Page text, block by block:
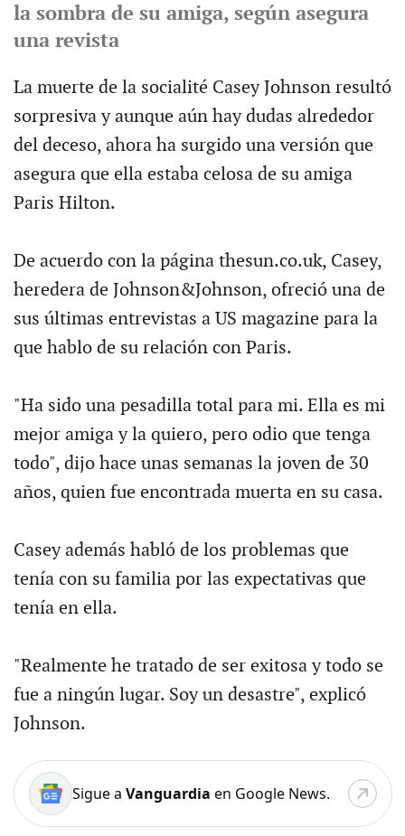
la sombra de su amiga, según asegura
una revista
La muerte de la socialité Casey Johnson resultó
sorpresiva y aunque aún hay dudas alrededor
del deceso, ahora ha surgido una versión que
asegura que ella estaba celosa de su amiga
Paris Hilton.
De acuerdo con la página thesun.co.uk, Casey,
heredera de Johnson&Johnson, ofreció una de
sus últimas entrevistas a US magazine para la
que hablo de su relación con Paris.
"Ha sido una pesadilla total para mi. Ella es mi
mejor amiga y la quiero, pero odio que tenga
todo", dijo hace unas semanas la joven de 30
años, quien fue encontrada muerta en su casa.
Casey además habló de los problemas que
tenía con su familia por las expectativas que
tenía en ella.
"Realmente he tratado de ser exitosa y todo se
fue a ningún lugar. Soy un desastre", explicó
Johnson.
Sigue a Vanguardia en Google News.